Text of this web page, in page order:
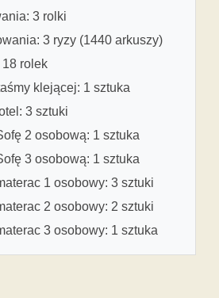
3 rolki
3 ryzy (1440 arkuszy)
rolek
klejącej: 1 sztuka
3 sztuki
2 osobową: 1 sztuka
3 osobową: 1 sztuka
1 osobowy: 3 sztuki
2 osobowy: 2 sztuki
3 osobowy: 1 sztuka